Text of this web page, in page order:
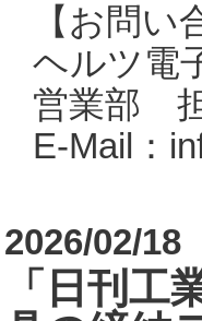
【お問い
ヘルツ電
営業部
E-Mail：
2026/02/18
「日刊工